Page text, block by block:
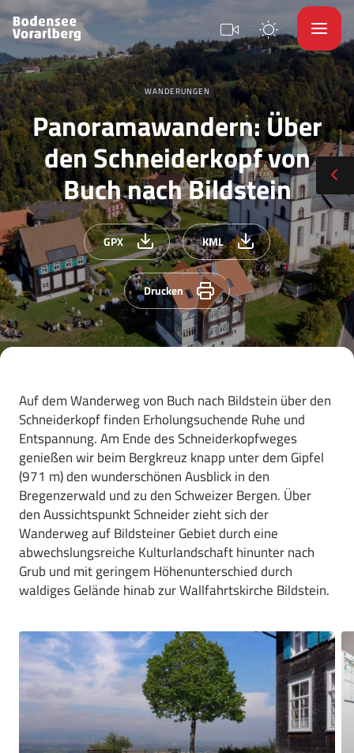
WANDERUNGEN
Panoramawandern: Über
den Schneiderkopf von
Buch nach Bildstein
GPX KML
Drucken
Auf dem Wanderweg von Buch nach Bildstein über den
Schneiderkopf finden Erholungsuchende Ruhe und
Entspannung. Am Ende des Schneiderkopfweges
genießen wir beim Bergkreuz knapp unter dem Gipfel
(971 m) den wunderschönen Ausblick in den
Bregenzerwald und zu den Schweizer Bergen. Über
den Aussichtspunkt Schneider zieht sich der
Wanderweg auf Bildsteiner Gebiet durch eine
abwechslungsreiche Kulturlandschaft hinunter nach
Grub und mit geringem Höhenunterschied durch
waldiges Gelände hinab zur Wallfahrtskirche Bildstein.